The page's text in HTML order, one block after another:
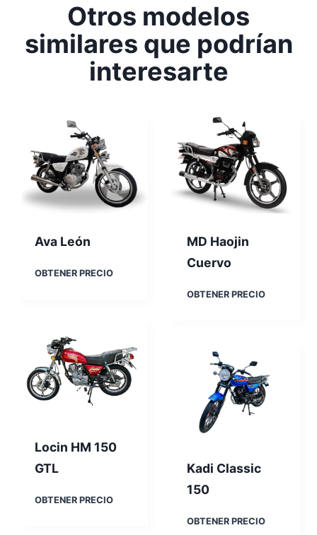
Otros modelos
similares que podrían
interesarte
Ava León
OBTENER PRECIOA
n
MD Haojin
Cuervo
OBTENER PRECIOM
i
n
Locin HM 150
GTL
OBTENER PRECIOL
Kadi Classic
150
OBTENER PRECIOK